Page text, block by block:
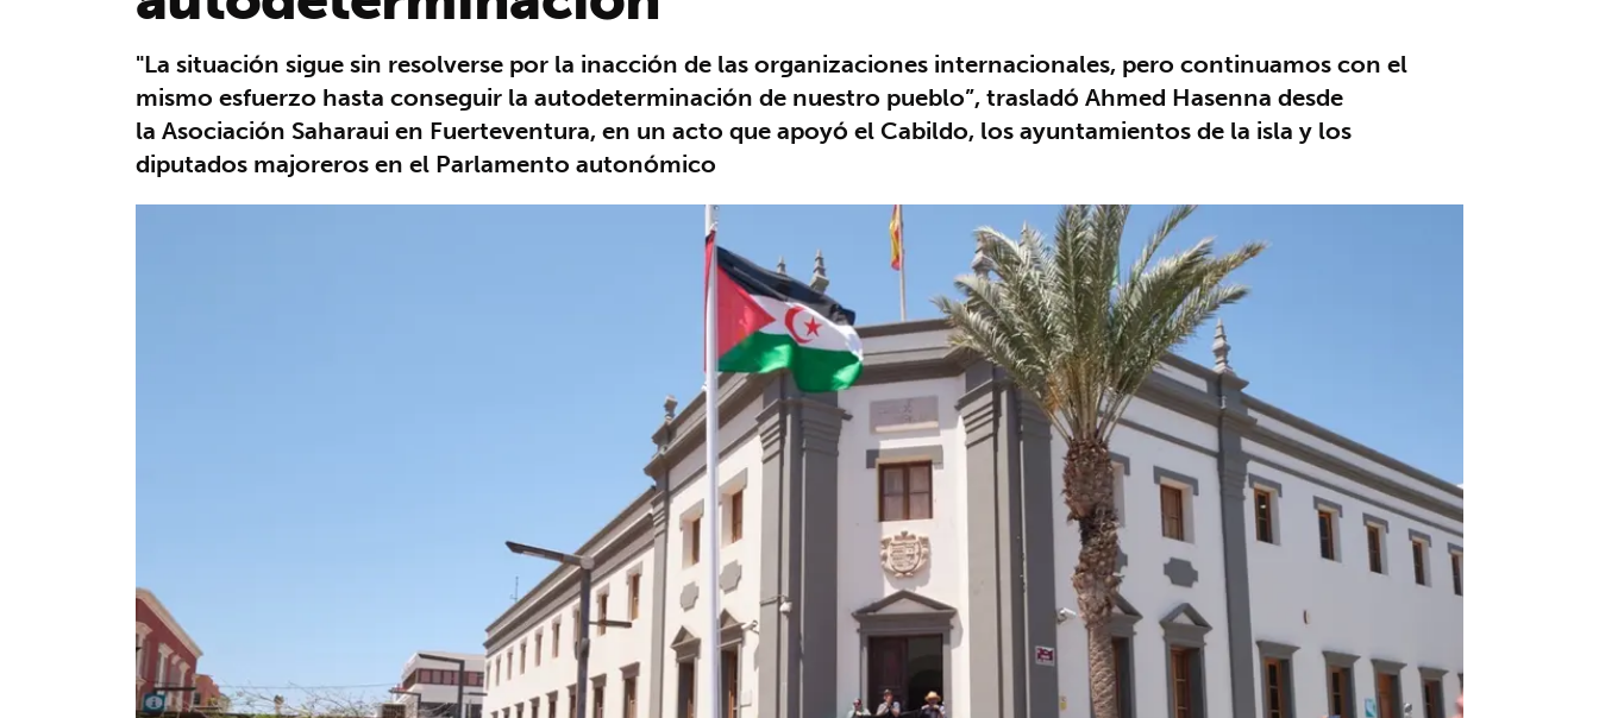
"La situación sigue sin resolverse por la inacción de las organizaciones internacionales, pero continuamos con el
mismo esfuerzo hasta conseguir la autodeterminación de nuestro pueblo”, trasladó Ahmed Hasenna desde
la Asociación Saharaui en Fuerteventura, en un acto que apoyó el Cabildo, los ayuntamientos de la isla y los
diputados majoreros en el Parlamento autonómico